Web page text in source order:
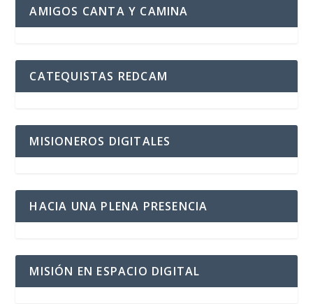
AMIGOS CANTA Y CAMINA
CATEQUISTAS REDCAM
MISIONEROS DIGITALES
HACIA UNA PLENA PRESENCIA
MISIÓN EN ESPACIO DIGITAL